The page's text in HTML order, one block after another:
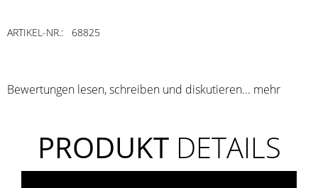
ARTIKEL-NR.: 68825
Bewertungen lesen, schreiben und diskutieren... mehr
PRODUKTDETAILS